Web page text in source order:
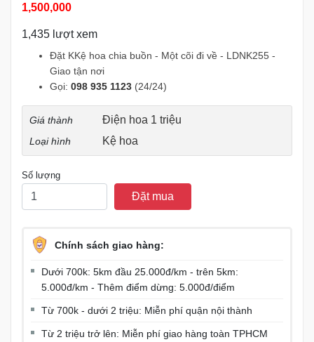
1,500,000
1,435 lượt xem
Đặt KKệ hoa chia buồn - Một cõi đi về - LDNK255 -
Giao tận nơi
Gọi: 098 935 1123 (24/24)
Giá thành Điện hoa 1 triệu
Loại hình Kệ hoa
Số lượng
Đặt mua
Chính sách giao hàng:
Dưới 700k: 5km đầu 25.000đ/km - trên 5km:
5.000đ/km - Thêm điểm dừng: 5.000đ/điểm
Từ 700k - dưới 2 triệu: Miễn phí quận nội thành
Từ 2 triệu trở lên: Miễn phí giao hàng toàn TPHCM